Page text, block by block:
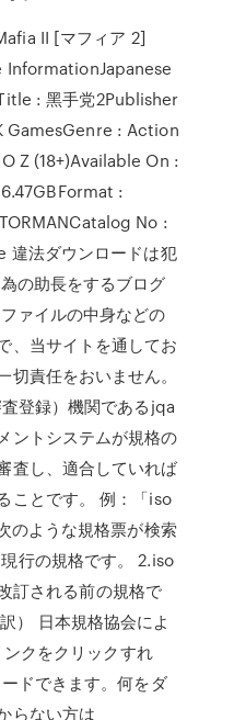
II [マフィア 2]
InformationJapanese
: 黑手党2Publisher
GamesGenre : Action
Z (18+)Available On :
:
No :
違法ダウンロードは犯
の助長をするブログ
ァイルの中身などの
、当サイトを通してお
責任をおいません。
登録）機関であるjqa
ントシステムが規格の
査し、適合していれば
ことです。 例：「iso
のような規格票が検索
行の規格です。 2.iso
訂される前の規格で
） 日本規格協会によ
クをクリックすれ
ドできます。何をダ
らない方は